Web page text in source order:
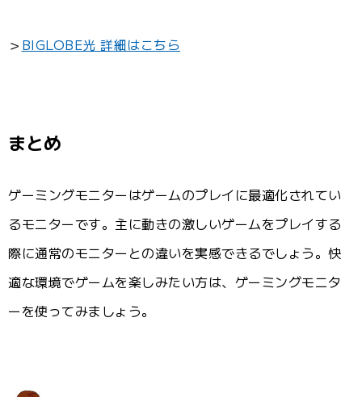
＞ BIGLOBE光 詳細はこちら
まとめ
ゲーミングモニターはゲームのプレイに最適化されてい
るモニターです。主に動きの激しいゲームをプレイする
際に通常のモニターとの違いを実感できるでしょう。快
適な環境でゲームを楽しみたい方は、ゲーミングモニタ
ーを使ってみましょう。